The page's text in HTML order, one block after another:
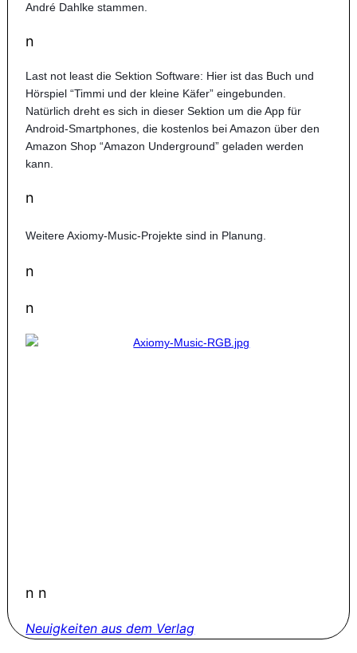
André Dahlke stammen.
n
Last not least die Sektion Software: Hier ist das Buch und
Hörspiel “Timmi und der kleine Käfer” eingebunden.
Natürlich dreht es sich in dieser Sektion um die App für
Android-Smartphones, die kostenlos bei Amazon über den
Amazon Shop “Amazon Underground” geladen werden
kann.
n
Weitere Axiomy-Music-Projekte sind in Planung.
n
n
n n
Neuigkeiten aus dem Verlag